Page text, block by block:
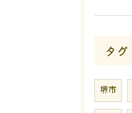
タグ
堺市